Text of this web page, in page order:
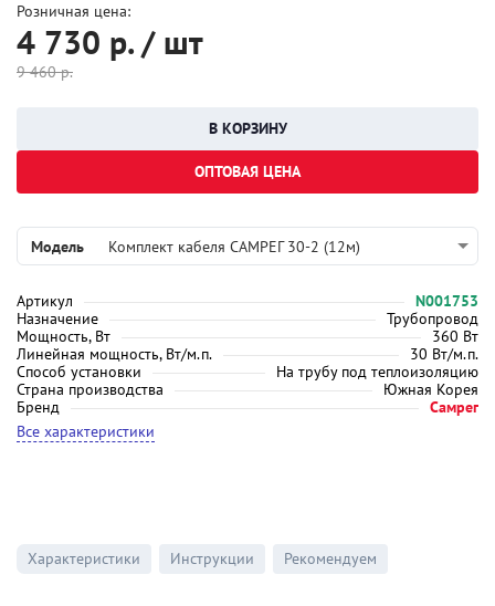
Модель Комплект кабеля САМРЕГ 30-2 (12м)
Артикул
N001753
Назначение
Трубопровод
Мощность, Вт
360 Вт
Линейная мощность, Вт/м.п.
30 Вт/м.п.
Способ установки
На трубу под теплоизоляцию
Страна производства
Южная Корея
Бренд
Самрег
Все характеристики
Розничная цена:
4 730 р. / шт
9 460р.
ОПТОВАЯ ЦЕНА
Характеристики Инструкции Рекомендуем